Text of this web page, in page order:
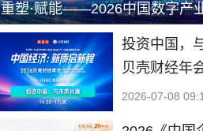
重塑·赋能——2026中国数字产
投资中国，
贝壳财经年
2026-07-08